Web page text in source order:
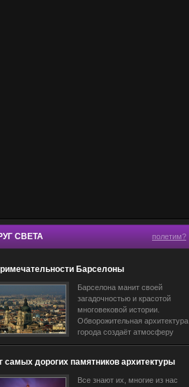
СВЕТА полетим?
Барселоны
Барселона манит своей
загадочностью и красотой
многовековой истории.
Обворожительная архитектура
города создаёт атмосферу
античности и помогает
прошлое. Гости столицы
самых дорогих памятников архитектуры
Все знают их, многие из нас